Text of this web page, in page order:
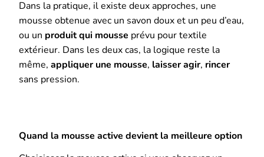
Dans la pratique, il existe deux approches, une
mousse obtenue avec un savon doux et un peu d’eau,
ou un produit qui mousse prévu pour textile
extérieur. Dans les deux cas, la logique reste la
même, appliquer une mousse, laisser agir, rincer
sans pression.
Quand la mousse active devient la meilleure option